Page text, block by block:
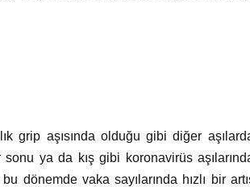
grip aşısında olduğu gibi diğer
ya da kış gibi koronavirüs
dönemde vaka sayılarında hızlı bir